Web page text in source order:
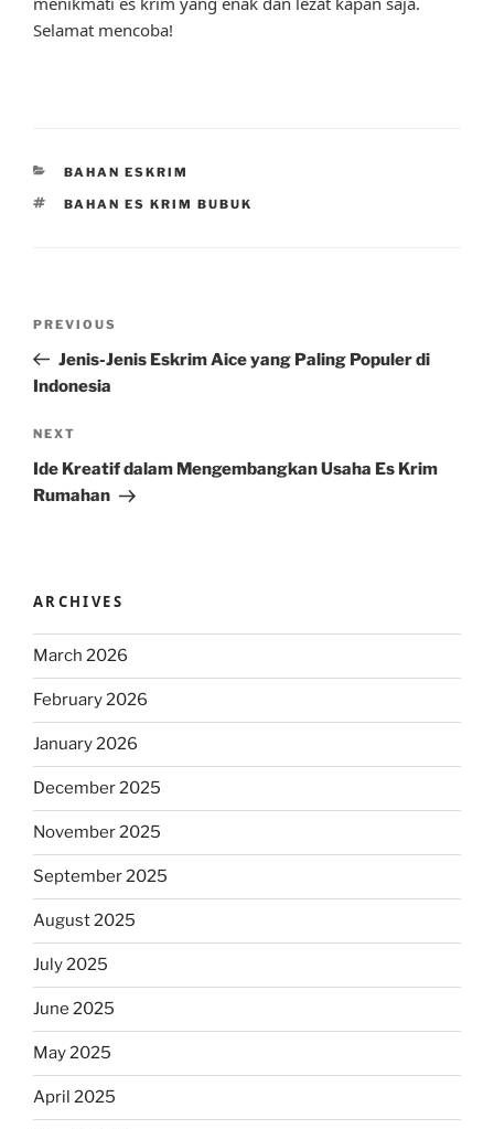
Selamat mencoba!
CATEGORIES
BAHAN ESKRIM
TAGS
BAHAN ES KRIM BUBUK
Previous
Post
PREVIOUS
Jenis-Jenis Eskrim Aice yang Paling Populer di
Indonesia
Next
Post
NEXT
Ide Kreatif dalam Mengembangkan Usaha Es Krim
Rumahan
ARCHIVES
March 2026
February 2026
January 2026
December 2025
November 2025
September 2025
August 2025
July 2025
June 2025
May 2025
April 2025